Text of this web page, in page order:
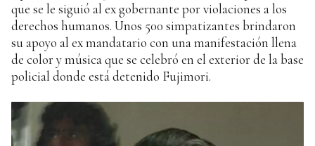
que se le siguió al ex gobernante por violaciones a los
derechos humanos. Unos 500 simpatizantes brindaron
su apoyo al ex mandatario con una manifestación llena
de color y música que se celebró en el exterior de la base
policial donde está detenido Fujimori.